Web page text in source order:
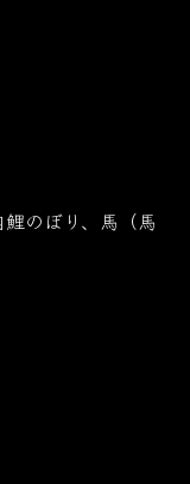
のぼり、馬（馬